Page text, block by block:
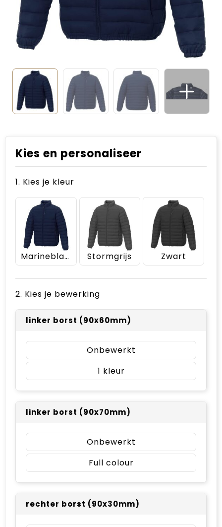
Zomerpakketten
Kies en personaliseer
1. Kies je kleur
Marineblauw Stormgrijs Zwart
2. Kies je bewerking
linker borst (90x60mm)
Onbewerkt
1
linker borst (90x70mm)
Onbewerkt
Full colour
rechter borst (90x30mm)